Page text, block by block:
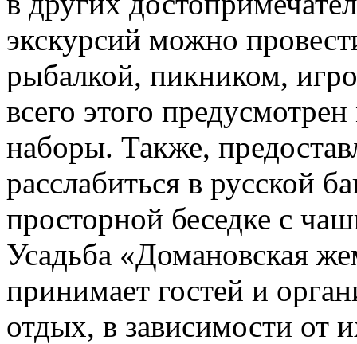
экскурсий можно
рыбалкой, пикником,
всего этого
наборы. Также,
расслабиться в русской
просторной беседке с
Усадьба «Домановская
принимает гостей и
отдых, в зависимости от